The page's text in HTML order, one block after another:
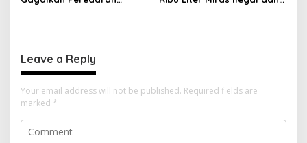
Leave a Reply
Your email address will not be published. Required fields are
marked *